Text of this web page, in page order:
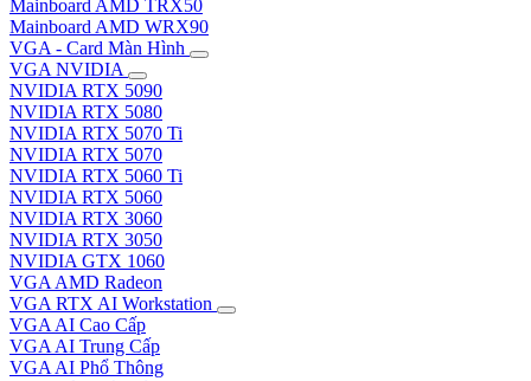
Mainboard AMD TRX50
Mainboard AMD WRX90
VGA - Card Màn Hình
VGA NVIDIA
NVIDIA RTX 5090
NVIDIA RTX 5080
NVIDIA RTX 5070 Ti
NVIDIA RTX 5070
NVIDIA RTX 5060 Ti
NVIDIA RTX 5060
NVIDIA RTX 3060
NVIDIA RTX 3050
NVIDIA GTX 1060
VGA AMD Radeon
VGA RTX AI Workstation
VGA AI Cao Cấp
VGA AI Trung Cấp
VGA AI Phổ Thông